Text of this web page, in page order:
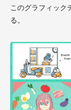
このグラフィック
る。